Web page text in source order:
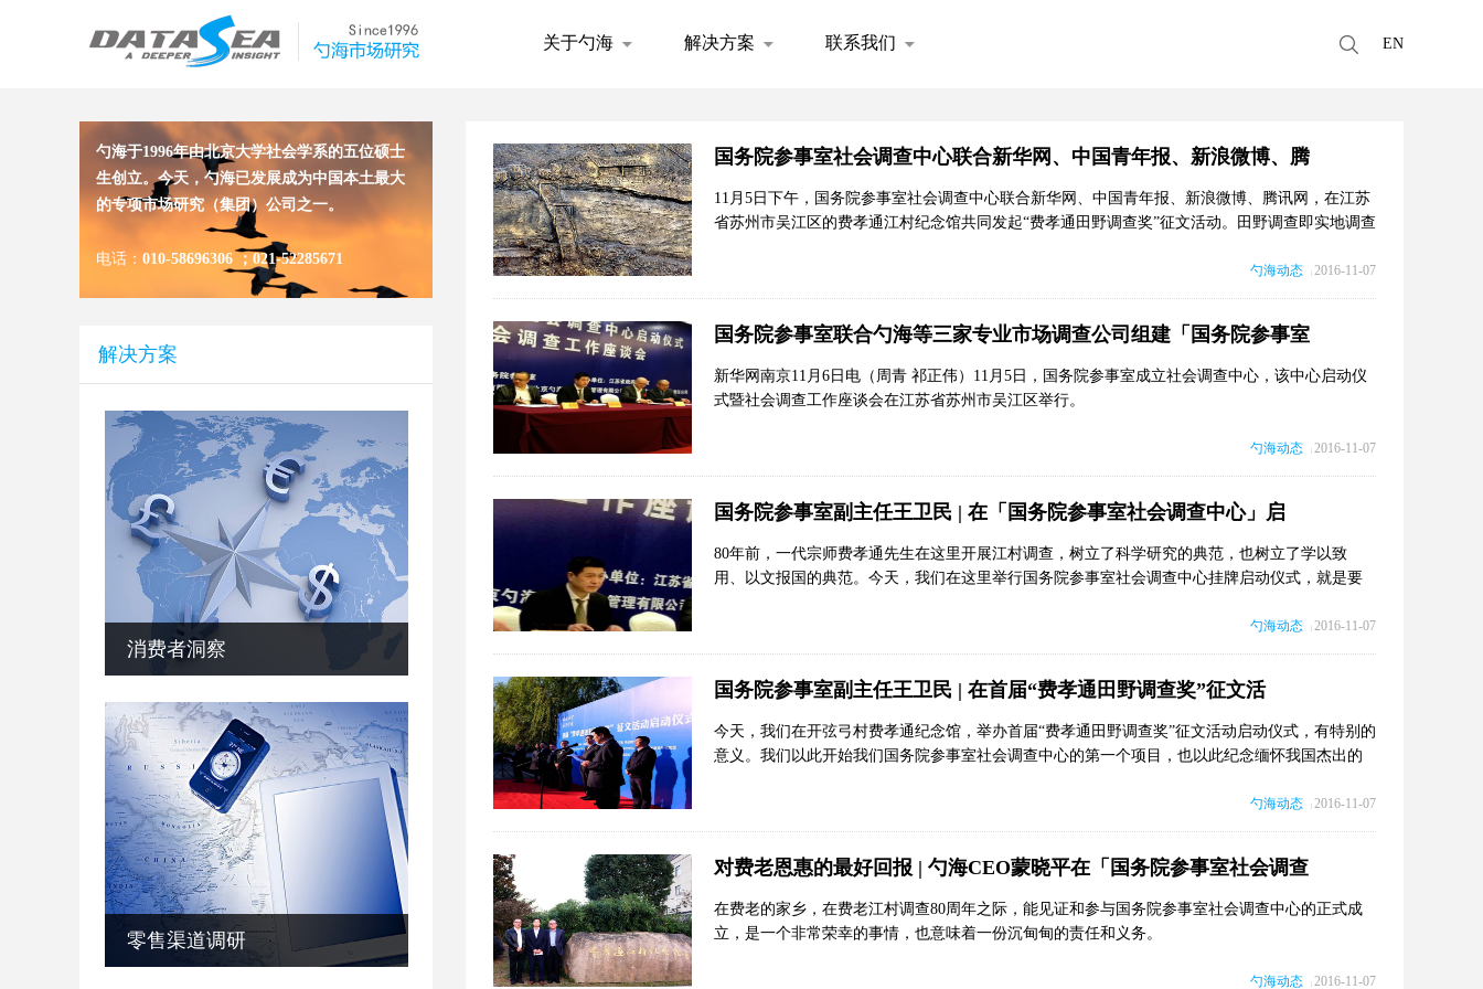
关于勺海 解决方案 联系我们 EN
勺海于1996年由北京大学社会学系的五位硕士
生创立。今天，勺海已发展成为中国本土最大
的专项市场研究（集团）公司之一。
电话： 010-58696306 ； 021-52285671
解决方案
消费者洞察
零售渠道调研
国务院参事室社会调查中心联合新华网、中国青年报、新浪微博、腾
11月5日下午，国务院参事室社会调查中心联合新华网、中国青年报、新浪微博、腾讯网，在江苏
省苏州市吴江区的费孝通江村纪念馆共同发起“费孝通田野调查奖”征文活动。田野调查即实地调查
列农村调查文章，运用了大量田野调查资料。费孝通先生上世纪30年代写作的《江村经济》，是
田野调查的经典之作。
勺海动态 2016-11-07
国务院参事室联合勺海等三家专业市场调查公司组建「国务院参事室
新华网南京11月6日电（周青 祁正伟）11月5日，国务院参事室成立社会调查中心，该中心启动仪
式暨社会调查工作座谈会在江苏省苏州市吴江区举行。
勺海动态 2016-11-07
国务院参事室副主任王卫民 | 在「国务院参事室社会调查中心」启
80年前，一代宗师费孝通先生在这里开展江村调查，树立了科学研究的典范，也树立了学以致
用、以文报国的典范。今天，我们在这里举行国务院参事室社会调查中心挂牌启动仪式，就是要
勺海动态 2016-11-07
国务院参事室副主任王卫民 | 在首届“费孝通田野调查奖”征文活
今天，我们在开弦弓村费孝通纪念馆，举办首届“费孝通田野调查奖”征文活动启动仪式，有特别的
意义。我们以此开始我们国务院参事室社会调查中心的第一个项目，也以此纪念缅怀我国杰出的
勺海动态 2016-11-07
对费老恩惠的最好回报 | 勺海CEO蒙晓平在「国务院参事室社会调查
在费老的家乡，在费老江村调查80周年之际，能见证和参与国务院参事室社会调查中心的正式成
立，是一个非常荣幸的事情，也意味着一份沉甸甸的责任和义务。
勺海动态 2016-11-07